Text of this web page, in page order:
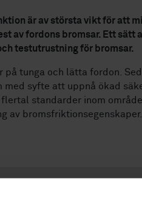
är av största vikt för att
av fordons bromsar. Ett sätt
testutrustning för bromsar.
på tunga och lätta fordon.
syfte att uppnå ökad
standarder inom
av bromsfriktionsegenskaper.